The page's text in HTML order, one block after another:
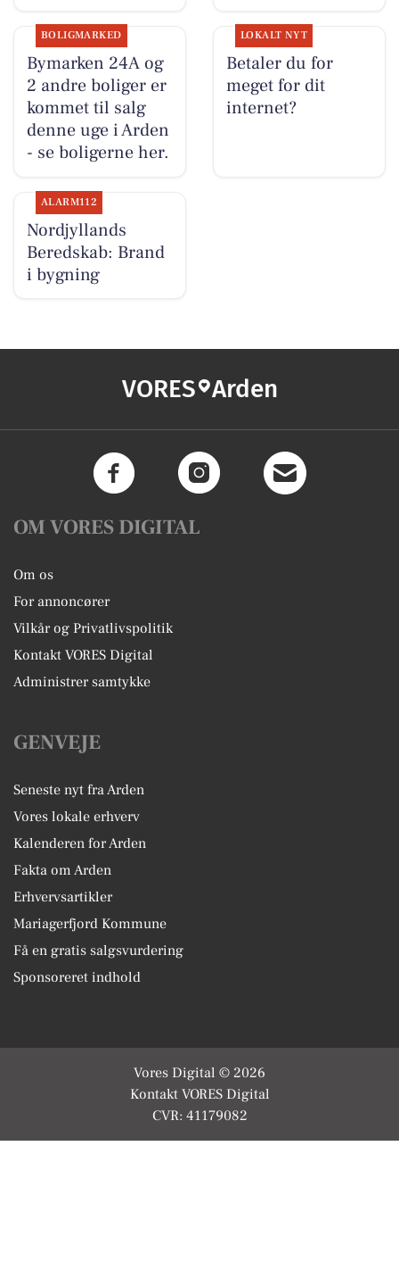
BOLIGMARKED
Bymarken 24A og
2 andre boliger er
kommet til salg
denne uge i Arden
- se boligerne her.
LOKALT NYT
Betaler du for
meget for dit
internet?
ALARM112
Nordjyllands
Beredskab: Brand
i bygning
VORES Arden
OM VORES DIGITAL
Om os
For annoncører
Vilkår og Privatlivspolitik
Kontakt VORES Digital
Administrer samtykke
GENVEJE
Seneste nyt fra Arden
Vores lokale erhverv
Kalenderen for Arden
Fakta om Arden
Erhvervsartikler
Mariagerfjord Kommune
Få en gratis salgsvurdering
Sponsoreret indhold
Vores Digital © 2026
Kontakt VORES Digital
CVR: 41179082